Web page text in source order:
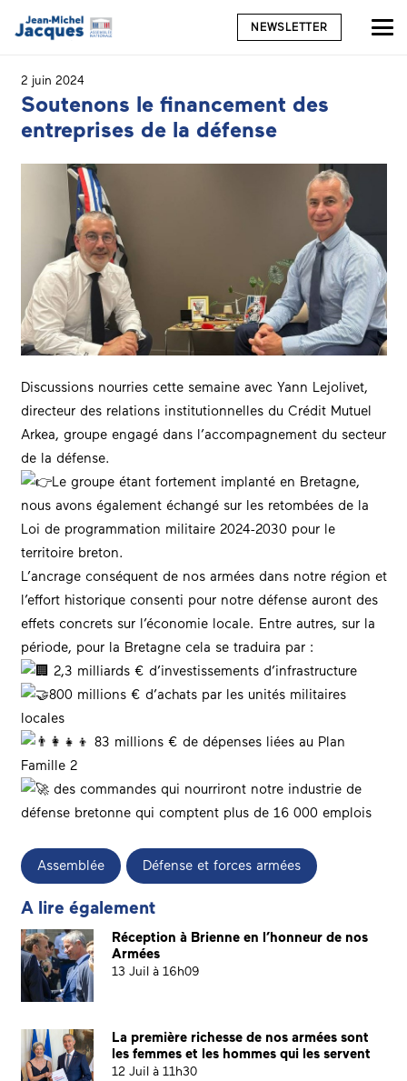
NEWSLETTER
2 juin 2024
Soutenons le financement des
entreprises de la défense
Discussions nourries cette semaine avec Yann Lejolivet,
directeur des relations institutionnelles du Crédit Mutuel
Arkea, groupe engagé dans l’accompagnementdu secteur
de la défense.
Le groupe étant fortement implanté en Bretagne,
nous avons également échangé sur les retombées de la
Loi de programmation militaire 2024-2030 pour le
territoirebreton.
L’ancrage conséquent de nos arméesdans notre région et
l’effort historique consenti pour notre défense auront des
effets concrets sur l’économie locale. Entre autres, sur la
période, pour la Bretagne cela se traduira par :
2,3 milliards € d’investissements d’infrastructure
800 millions € d’achats par les unités militaires
locales
83 millions € de dépenses liées au Plan
Famille 2
des commandes qui nourriront notre industrie de
défense bretonne qui comptent plus de 16 000 emplois
Assemblée Défense et forces armées
A lire également
Réception à Brienne en l’honneur de nos
Armées
13 Juil à 16h09
La première richesse de nos armées sont
les femmes et les hommes qui les servent
12 Juil à 11h30